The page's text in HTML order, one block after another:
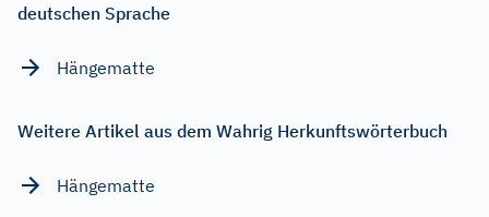
deutschen Sprache
Hängematte
Weitere Artikel aus dem Wahrig Herkunftswörterbuch
Hängematte